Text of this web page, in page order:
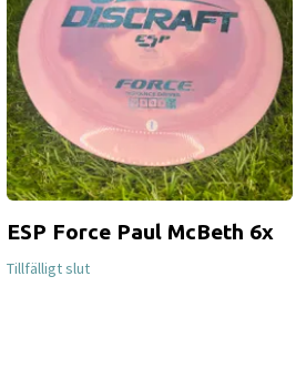
ESP Force Paul McBeth 6x
Tillfälligt slut